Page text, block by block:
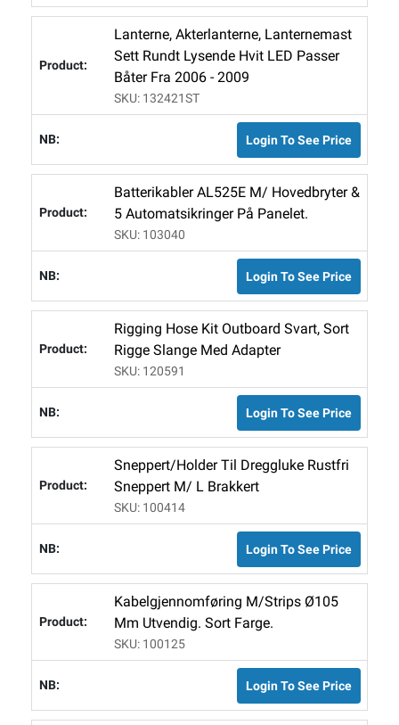
Lanterne, Akterlanterne, Lanternemast
Sett Rundt Lysende Hvit LED Passer
Båter Fra 2006 - 2009
SKU: 132421ST
Login To See Price
Batterikabler AL525E M/ Hovedbryter &
5 Automatsikringer På Panelet.
SKU: 103040
Login To See Price
Rigging Hose Kit Outboard Svart, Sort
Rigge Slange Med Adapter
SKU: 120591
Login To See Price
Sneppert/holder Til Dreggluke Rustfri
Sneppert M/ L Brakkert
SKU: 100414
Login To See Price
Kabelgjennomføring M/strips Ø105
Mm Utvendig. Sort Farge.
SKU: 100125
Login To See Price